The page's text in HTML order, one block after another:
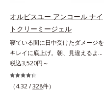
オルビスユー アンコール ナイ
トクリーミージェル
寝ている間に日中受けたダメージを
キレイに底上げ。朝、見違えるよう
なハリ感に。諦めかけていたハリ不
足、うるおい低下に先端科学ケア
(*1)でアプローチするエイジングケ
税込3,520円～
（4.32 /328件）